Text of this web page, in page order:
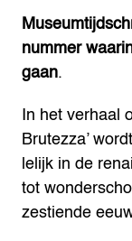
nummer
gaan.
In het verhaal
Brutezza’
lelijk in de
tot
zestiende